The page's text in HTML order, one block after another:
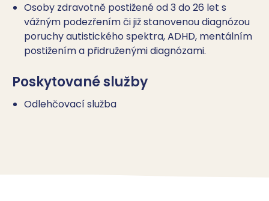
Osoby zdravotně postižené od 3 do 26 let s
vážným podezřením či již stanovenou diagnózou
poruchy autistického spektra, ADHD, mentálním
postižením a přidruženými diagnózami.
Poskytované služby
Odlehčovací služba